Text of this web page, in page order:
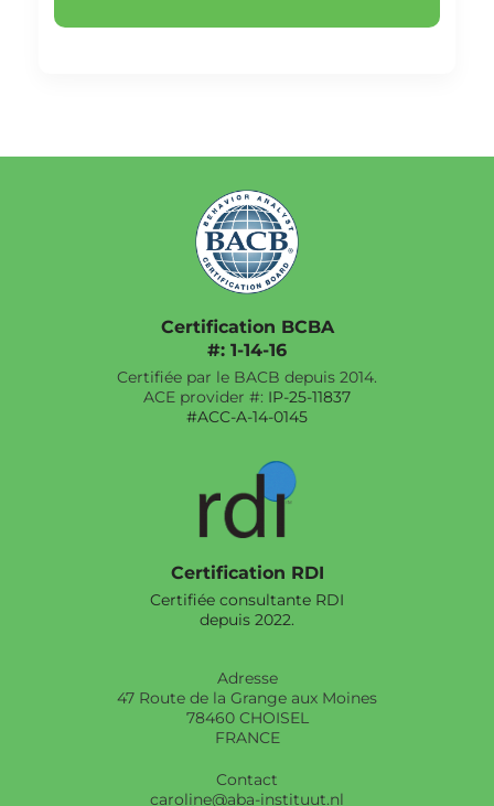
Certification BCBA
#: 1-14-16
Certifiée par le BACB depuis 2014.
ACE provider #: IP-25-11837
#ACC-A-14-0145
Certification RDI
Certifiée consultante RDI
depuis 2022.
Adresse
47 Route de la Grange aux Moines
78460 CHOISEL
FRANCE
Contact
caroline@aba-instituut.nl